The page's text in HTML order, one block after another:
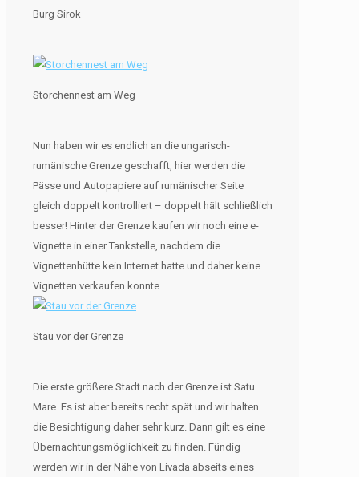
Burg Sirok
Storchennest am Weg
Nun haben wir es endlich an die ungarisch-
rumänische Grenze geschafft, hier werden die
Pässe und Autopapiere auf rumänischer Seite
gleich doppelt kontrolliert – doppelt hält schließlich
besser! Hinter der Grenze kaufen wir noch eine e-
Vignette in einer Tankstelle, nachdem die
Vignettenhütte kein Internet hatte und daher keine
Vignetten verkaufen konnte…
Stau vor der Grenze
Die erste größere Stadt nach der Grenze ist Satu
Mare. Es ist aber bereits recht spät und wir halten
die Besichtigung daher sehr kurz. Dann gilt es eine
Übernachtungsmöglichkeit zu finden. Fündig
werden wir in der Nähe von Livada abseits eines